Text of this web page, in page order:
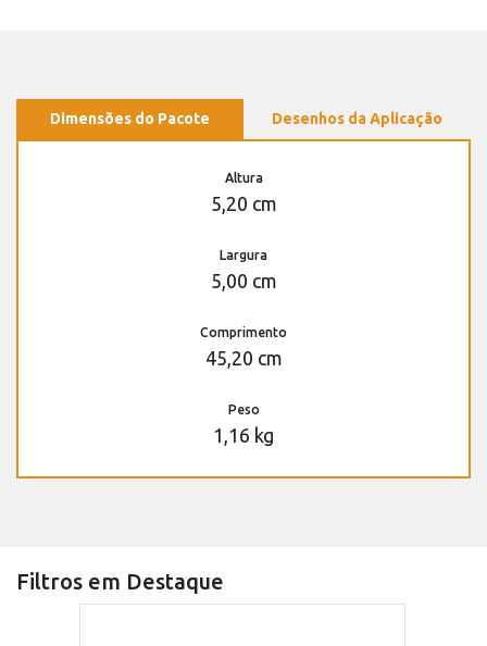
Dimensões do Pacote Desenhos da Aplicação
Altura
5,20 cm
Largura
5,00 cm
Comprimento
45,20 cm
Peso
1,16 kg
Filtros em Destaque